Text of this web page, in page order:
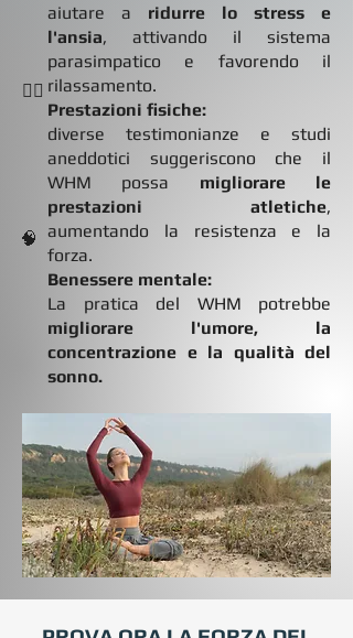
🏋🏻
🧠
aiutare a ridurre lo stress e
l'ansia, attivando il sistema
parasimpatico e favorendo il
rilassamento.
Prestazioni fisiche:
diverse testimonianze e studi
aneddotici suggeriscono che il
WHM possa migliorare le
prestazioni atletiche,
aumentando la resistenza e la
forza.
Benessere mentale:
La pratica del WHM potrebbe
migliorare l'umore, la
concentrazione e la qualità del
sonno.